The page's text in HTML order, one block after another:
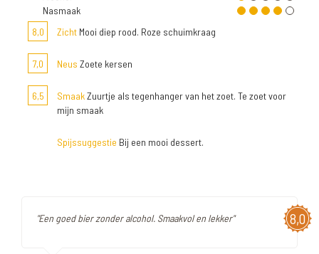
Nasmaak
8,0
Zicht Mooi diep rood. Roze schuimkraag
7,0 Neus Zoete kersen
6,5 SmaakZuurtje als tegenhanger van het zoet. Te zoet voor
mijn smaak
Spijssuggestie Bij een mooi dessert.
8,0
"Een goed bier zonder alcohol. Smaakvol en lekker"